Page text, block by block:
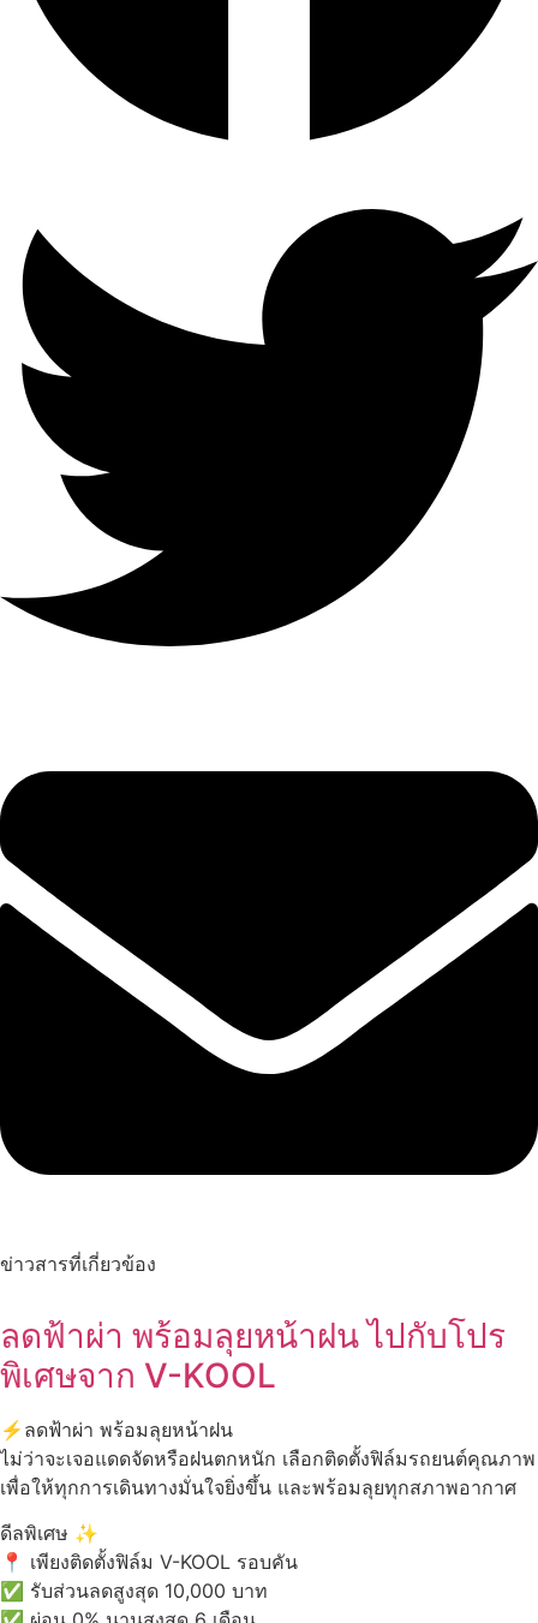
ข่าวสารที่เกี่ยวข้อง
ลดฟ้าผ่า พร้อมลุยหน้าฝน ไปกับโปร
พิเศษจาก V-KOOL
ลดฟ้าผ่า พร้อมลุยหน้าฝน
ไม่ว่าจะเจอแดดจัดหรือฝนตกหนัก เลือกติดตั้งฟิล์มรถยนต์คุณภาพ
เพื่อให้ทุกการเดินทางมั่นใจยิ่งขึ้น และพร้อมลุยทุกสภาพอากาศ
ดีลพิเศษ
เพียงติดตั้งฟิล์ม V-KOOL รอบคัน
รับส่วนลดสูงสุด 10,000 บาท